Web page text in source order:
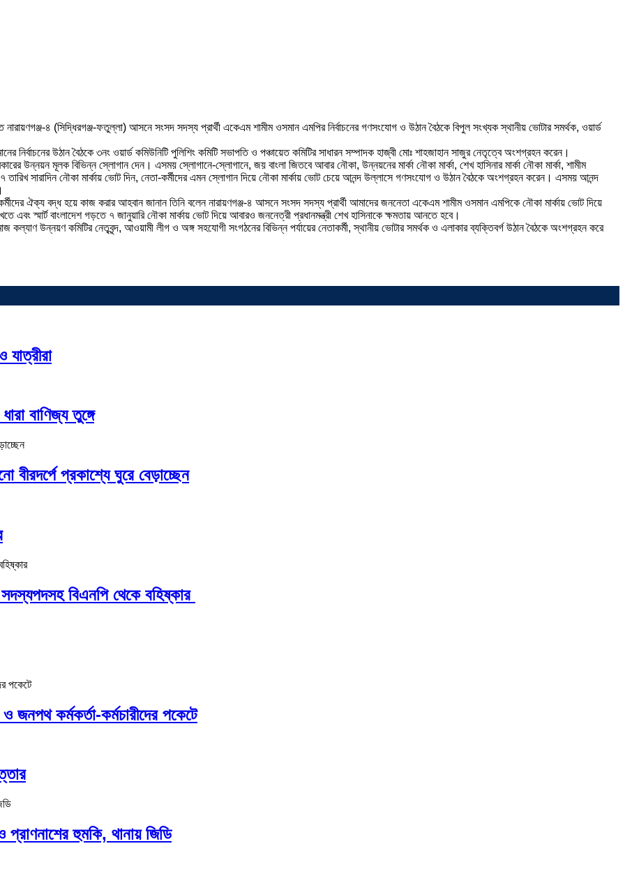
৪ (সিদ্ধিরগঞ্জ-ফতুল্লা) আসনে সংসদ সদস্য প্রার্থী একেএম শামীম ওসমান এমপির নির্বাচনের গণসংযোগ ও উঠান বৈঠকে বিপুল সংখ্যক স্থানীয় ভোটার সমর্থক, ওয়ার্ড
নির্বাচনের উঠান বৈঠকে ৩নং ওয়ার্ড কমিউনিটি পুলিশিং কমিটি সভাপতি ও পঞ্চায়েত কমিটির সাধারন সম্পাদক হাজ্বী মোঃ শাহজাহান সাজুর নেতৃত্বে অংশগ্রহন করেন।
উন্নয়ন মূলক বিভিন্ন স্লোগান দেন। এসময় স্লোগানে-স্লোগানে, জয় বাংলা জিতবে আবার নৌকা, উন্নয়নের মার্কা নৌকা মার্কা, শেখ হাসিনার মার্কা নৌকা মার্কা, শামীম
৭ তারিখ সারাদিন নৌকা মার্কায় ভোট দিন, নেতা-কর্মীদের এমন স্লোগান দিয়ে নৌকা মার্কায় ভোট চেয়ে আনন্দ উল্লাসে গণসংযোগ ও উঠান বৈঠকে অংশগ্রহন করেন। এসময় আনন্দ
ঐক্য বদ্ধ হয়ে কাজ করার আহবান জানান তিনি বলেন নারায়ণগঞ্জ-৪ আসনে সংসদ সদস্য প্রার্থী আমাদের জননেতা একেএম শামীম ওসমান এমপিকে নৌকা মার্কায় ভোট দিয়ে
স্মার্ট বাংলাদেশ গড়তে ৭ জানুয়ারি নৌকা মার্কায় ভোট দিয়ে আবারও জননেত্রী প্রধানমন্ত্রী শেখ হাসিনাকে ক্ষমতায় আনতে হবে।
কল্যাণ উন্নয়ণ কমিটির নেতৃবৃন্দ, আওয়ামী লীগ ও অঙ্গ সহযোগী সংগঠনের বিভিন্ন পর্যায়ের নেতাকর্মী, স্থানীয় ভোটার সমর্থক ও এলাকার ব্যক্তিবর্গ উঠান বৈঠকে অংশগ্রহন করে
যাত্রীরা
বাণিজ্য তুঙ্গে
প্রকাশ্যে ঘুরে বেড়াচ্ছেন
বিএনপি থেকে বহিষ্কার
কর্মকর্তা-কর্মচারীদের পকেটে
প্রাণনাশের হুমকি, থানায় জিডি